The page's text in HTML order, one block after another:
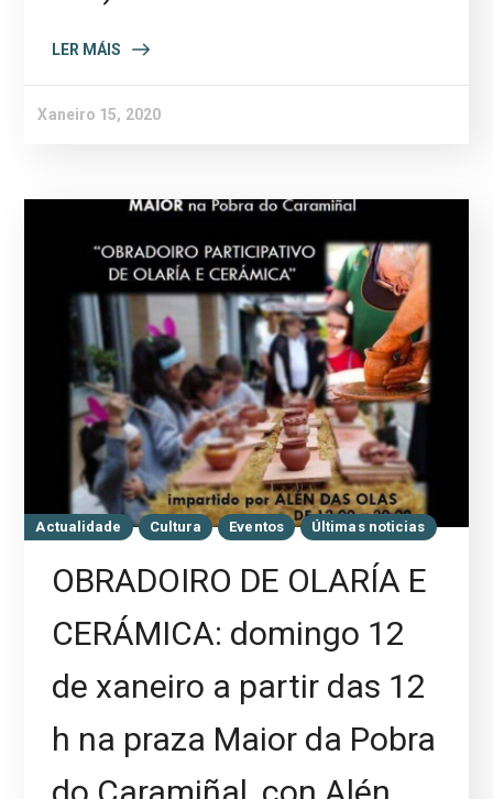
LER MÁIS
Xaneiro 15, 2020
Actualidade Cultura Eventos Últimas noticias
OBRADOIRO DE OLARÍA E
CERÁMICA: domingo 12
de xaneiro a partir das 12
h na praza Maior da Pobra